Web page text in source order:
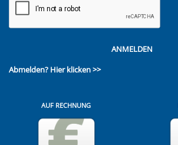
ANMELDEN
Abmelden? Hier klicken >>
AUF RECHNUNG